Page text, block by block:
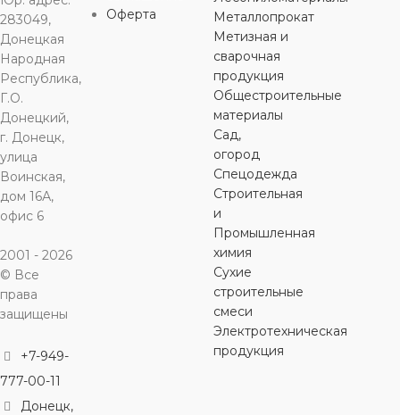
283049,
Донецкая
Народная
Республика,
Г.О.
Донецкий,
г. Донецк,
улица
Воинская,
дом 16А,
офис 6
2001 - 2026
© Все
права
защищены
+7-949-
777-00-11
Донецк,
Оферта
Металлопрокат
Метизная и
сварочная
продукция
Общестроительные
материалы
Сад,
огород
Спецодежда
Строительная
и
Промышленная
химия
Сухие
строительные
смеси
Электротехническая
продукция